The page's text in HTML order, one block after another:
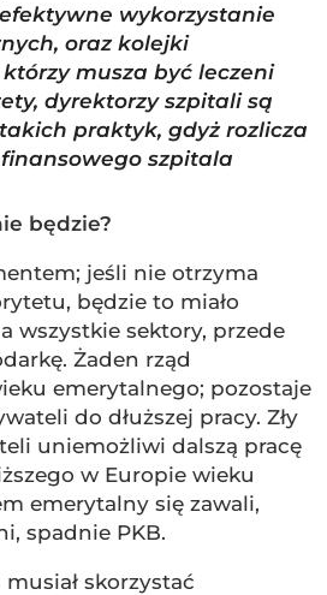
wykorzystanie
oraz kolejki
musza być leczeni
dyrektorzy szpitali są
praktyk, gdyż rozlicza
szpitala
będzie?
jeśli nie otrzyma
będzie to miało
wszystkie sektory, przede
Żaden rząd
emerytalnego; pozostaje
do dłuższej pracy. Zły
uniemożliwi dalszą pracę
w Europie wieku
emerytalny się zawali,
spadnie PKB.
skorzystać